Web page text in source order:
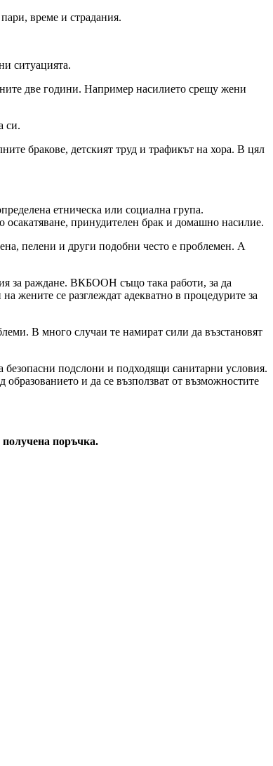
време и страдания.
ситуацията.
две години. Например насилието срещу жени
си.
бракове, детският труд и трафикът на хора. В цял
етническа или социална група.
осакатяване, принудителен брак и домашно насилие.
пелени и други подобни често е проблемен. А
за раждане. ВКБООН също така работи, за да
жените се разглеждат адекватно в процедурите за
В много случаи те намират сили да възстановят
подслони и подходящи санитарни условия.
и да се възползват от възможностите
поръчка.